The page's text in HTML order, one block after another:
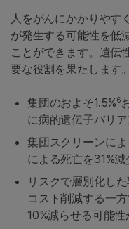
人をがんにかかりやす
が発生する可能性を低
ことができます。遺伝
要な役割を果たします。
集団のおよそ1.5%6
に病的遺伝子バリア
集団スクリーンに
による死亡を31%
リスクで層別化し
コスト削減する一
10%減らせる可能